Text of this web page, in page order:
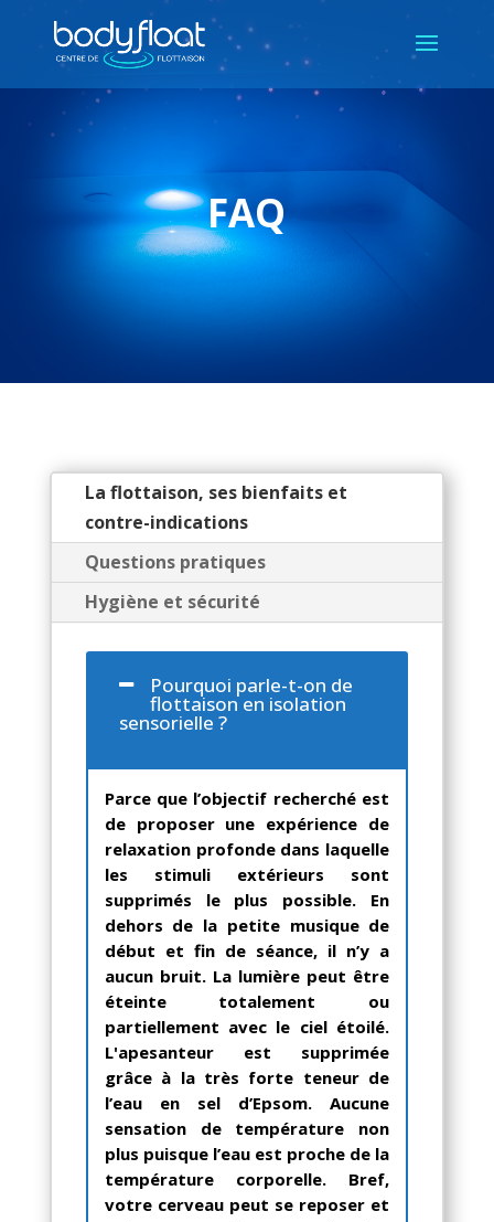
FAQ
La flottaison, ses bienfaits et
contre-indications
Questions pratiques
Hygiène et sécurité
Pourquoi parle-t-on de
flottaison en isolation
sensorielle ?
Parce que l’objectif recherché est
de proposer une expérience de
relaxation profonde dans laquelle
les stimuli extérieurs sont
supprimés le plus possible. En
dehors de la petite musique de
début et fin de séance, il n’y a
aucun bruit. La lumière peut être
éteinte totalement ou
partiellement avec le ciel étoilé.
L'apesanteur est supprimée
grâce à la très forte teneur de
l’eau en sel d’Epsom. Aucune
sensation de température non
plus puisque l’eau est proche de la
température corporelle. Bref,
votre cerveau peut se reposer et